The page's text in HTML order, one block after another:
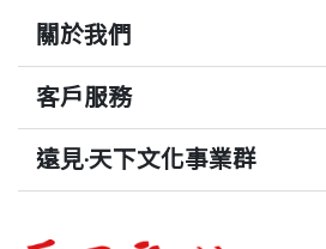
關於我們
客戶服務
遠見‧天下文化事業群